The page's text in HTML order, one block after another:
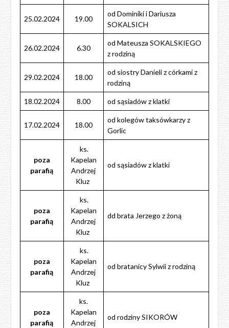
25.02.2024 19.00
od Dominiki i Dariusza
SOKALSICH
26.02.2024 6.30
od Mateusza SOKALSKIEGO
z rodziną
29.02.2024 18.00
od siostry Danieli z córkami z
rodziną
18.02.2024 8.00 od sąsiadów z klatki
17.02.2024 18.00
od kolegów taksówkarzy z
Gorlic
poza
parafią
ks.
Kapelan
Andrzej
Kluz
od sąsiadów z klatki
poza
parafią
ks.
Kapelan
Andrzej
Kluz
dd brata Jerzego z żoną
poza
parafią
ks.
Kapelan
Andrzej
Kluz
od bratanicy Sylwii z rodziną
poza
parafią
ks.
Kapelan
Andrzej
od rodziny SIKORÓW